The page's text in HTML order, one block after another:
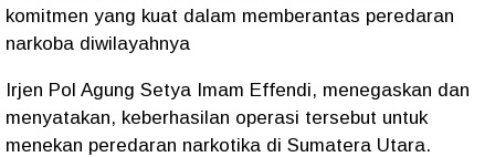
komitmen yang kuat dalam memberantas peredaran
narkoba diwilayahnya
Irjen Pol Agung Setya Imam Effendi, menegaskan dan
menyatakan, keberhasilan operasi tersebut untuk
menekan peredaran narkotika di Sumatera Utara.